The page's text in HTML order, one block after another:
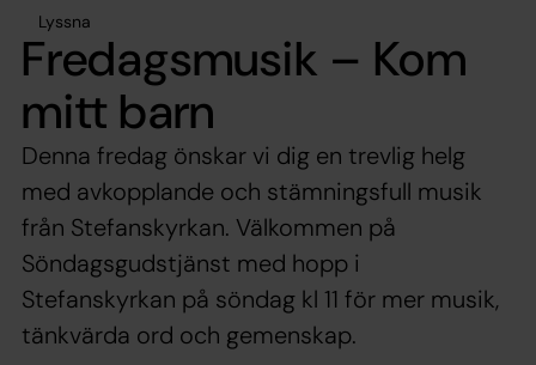
Lyssna
Fredagsmusik – Kom
mitt barn
Denna fredag önskar vi dig en trevlig helg
med avkopplande och stämningsfull musik
från Stefanskyrkan. Välkommen på
Söndagsgudstjänst med hopp i
Stefanskyrkan på söndag kl 11 för mer musik,
tänkvärda ord och gemenskap.